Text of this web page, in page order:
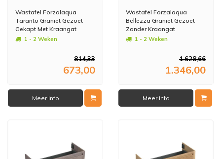
Wastafel Forzalaqua
Taranto Graniet Gezoet
Gekapt Met Kraangat
Zwart 50x30x8 cm
1 - 2 Weken
814,33
673,00
Meer info
Wastafel Forzalaqua
Bellezza Graniet Gezoet
Zonder Kraangat
120,5x51,5x9 cm
1 - 2 Weken
1.628,66
1.346,00
Meer info